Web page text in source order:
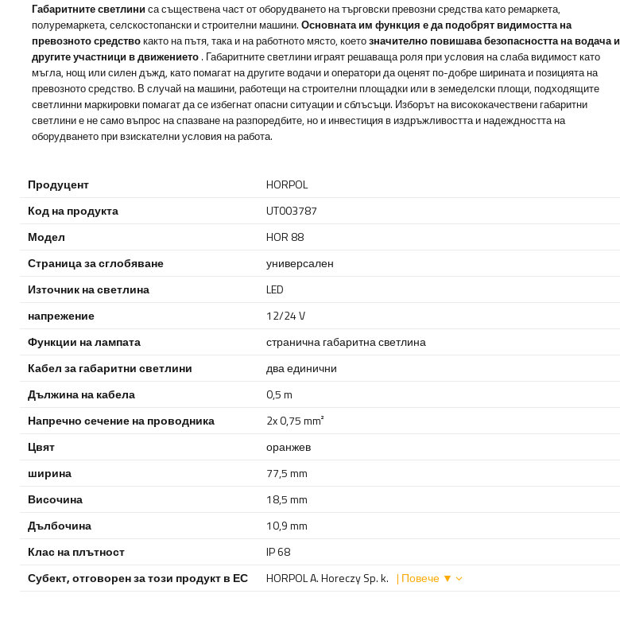
Габаритните светлини са съществена част от оборудването на търговски превозни средства като ремаркета,
полуремаркета, селскостопански и строителни машини. Основната им функция е да подобрят видимостта на
превозното средствокакто на пътя, така и на работното място, коетозначително повишава безопасността на водача и
другите участници в движението . Габаритните светлини играят решаваща роля при условия на слаба видимост като
мъгла, нощ или силен дъжд, като помагат на другите водачи и оператори да оценят по-добре ширината и позицията на
превозното средство. В случай на машини, работещи на строителни площадки или в земеделски площи, подходящите
светлинни маркировки помагат да се избегнат опасни ситуации и сблъсъци. Изборът на висококачествени габаритни
светлини е не само въпрос на спазване на разпоредбите, но и инвестиция в издръжливостта и надеждността на
оборудването при взискателни условия на работа.
Продуцент
HORPOL
Код на продукта
UT003787
Модел
HOR 88
Страница за сглобяване
универсален
Източник на светлина
LED
напрежение
12/24 V
Функции на лампата
странична габаритна светлина
Кабел за габаритни светлини
два единични
Дължина на кабела
0,5 m
Напречно сечение на проводника
2x 0,75 mm²
Цвят
оранжев
ширина
77,5 mm
Височина
18,5 mm
Дълбочина
10,9 mm
Клас на плътност
IP 68
Субект, отговорен за този продукт в ЕС
HORPOL A. Horeczy Sp. k. | Повече ▼